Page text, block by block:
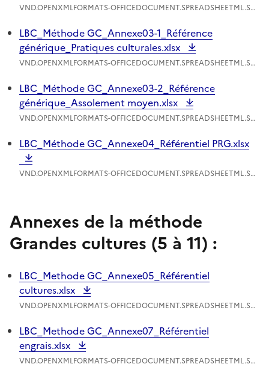
VND.OPENXMLFORMATS-OFFICEDOCUMENT.SPREADSHEETML.SHEET - 156.22 Ko
LBC_Méthode GC_Annexe03-1_Référence
générique_Pratiques culturales.xlsx
VND.OPENXMLFORMATS-OFFICEDOCUMENT.SPREADSHEETML.SHEET - 2.79 Mo
LBC_Méthode GC_Annexe03-2_Référence
générique_Assolement moyen.xlsx
VND.OPENXMLFORMATS-OFFICEDOCUMENT.SPREADSHEETML.SHEET - 2.05 Mo
LBC_Méthode GC_Annexe04_Référentiel PRG.xlsx
VND.OPENXMLFORMATS-OFFICEDOCUMENT.SPREADSHEETML.SHEET - 98.5 Ko
Annexes de la méthode
Grandes cultures (5 à 11) :
LBC_Methode GC_Annexe05_Référentiel
cultures.xlsx
VND.OPENXMLFORMATS-OFFICEDOCUMENT.SPREADSHEETML.SHEET - 275.32 Ko
LBC_Methode GC_Annexe07_Référentiel
engrais.xlsx
VND.OPENXMLFORMATS-OFFICEDOCUMENT.SPREADSHEETML.SHEET - 2.17 Mo